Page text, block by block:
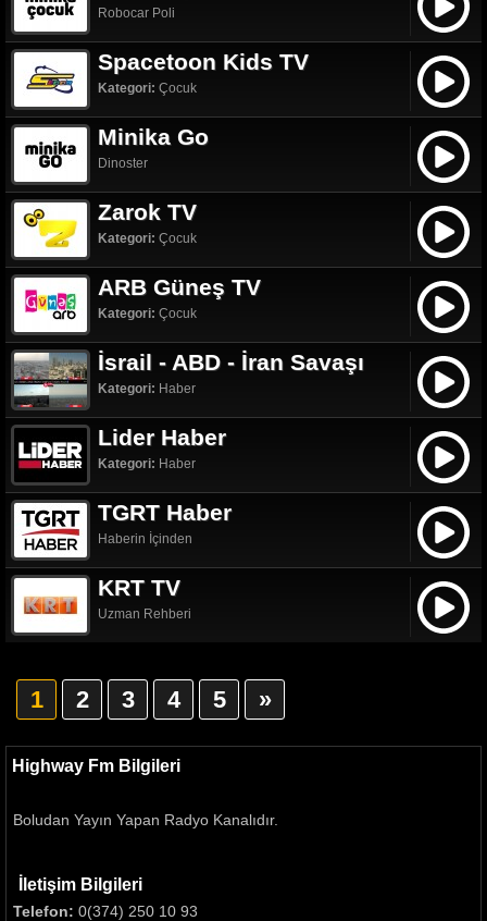
Robocar Poli
Spacetoon Kids TV
Kategori: Çocuk
Minika Go
Dinoster
Zarok TV
Kategori: Çocuk
ARB Güneş TV
Kategori: Çocuk
İsrail - ABD - İran Savaşı
Kategori: Haber
Lider Haber
Kategori: Haber
TGRT Haber
Haberin İçinden
KRT TV
Uzman Rehberi
1 2 3 4 5 »
Highway Fm Bilgileri
Boludan Yayın Yapan Radyo Kanalıdır.
İletişim Bilgileri
Telefon: 0(374) 250 10 93